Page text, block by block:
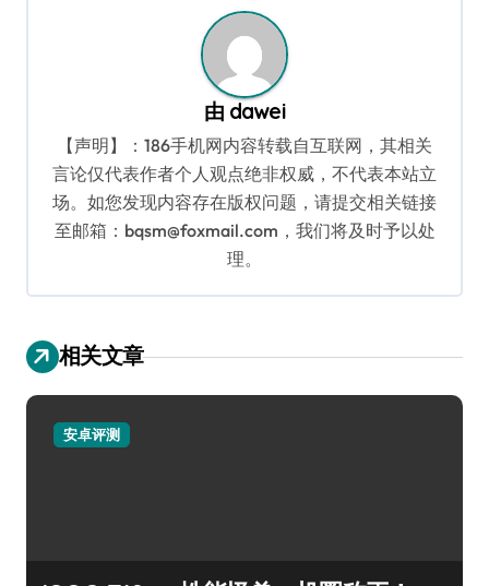
由 dawei
【声明】：186手机网内容转载自互联网，其相关
言论仅代表作者个人观点绝非权威，不代表本站立
场。如您发现内容存在版权问题，请提交相关链接
至邮箱：bqsm@foxmail.com，我们将及时予以处
理。
相关文章
安卓评测